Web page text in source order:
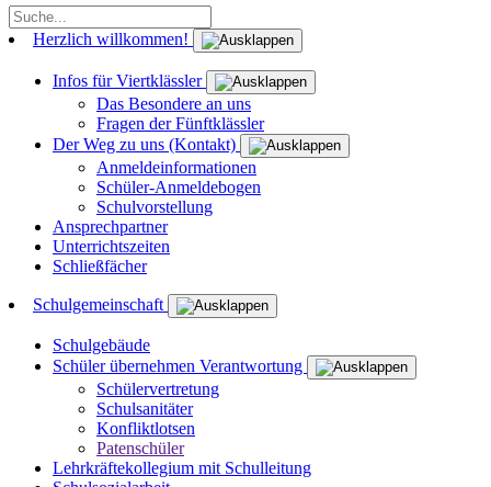
Herzlich willkommen!
Infos für Viertklässler
Das Besondere an uns
Fragen der Fünftklässler
Der Weg zu uns (Kontakt)
Anmeldeinformationen
Schüler-Anmeldebogen
Schulvorstellung
Ansprechpartner
Unterrichtszeiten
Schließfächer
Schulgemeinschaft
Schulgebäude
Schüler übernehmen Verantwortung
Schülervertretung
Schulsanitäter
Konfliktlotsen
Patenschüler
Lehrkräftekollegium mit Schulleitung